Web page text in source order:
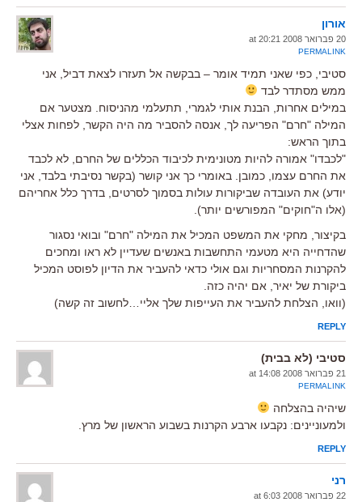
אורון
20 פברואר 2008 at 20:21
PERMALINK
סטיבי, כפי שאני תמיד אומר – בבקשה אל תעזרו לצאת דביל, אני
ממש מסתדר לבד
במילים אחרות, הבנת אותי לגמרי, תתעלמי מהניסוח. מצטער אם
המילה "חרם" הפריעה לך, אנסה להסביר מה היה הקשר, לפחות אצלי
בתוך הראש:
"לכבדו" אמורה להיות מטונימית לכיבוד הכללים של החרם, לא לכבד
את החרם עצמו, כמובן. באומרי כך אני קושר (בקשר נסיבתי בלבד, אני
יודע) את העובדה שביקורות עולות בסמוך לסרטים, בדרך כלל אחריהם
(אלו ה"חוקים" המפורשים יותר).
בקיצור, מחקי את המשפט המכיל את המילה "חרם" ובואי נסגור
שהדחייה היא מטעמי התחשבות באנשים שעדיין לא ראו ומחכים
להקרנות המסחריות וגם אולי כדאי להעביר את הדיון לפוסט המכיל
ביקורת של יאיר, אם יהיה כזה.
(וואו, הצלחת להעביר את העייפות שלך אליי…לחשוב זה קשה)
REPLY
סטיבי (לא בבית)
21 פברואר 2008 at 14:08
PERMALINK
שיהיה בהצלחה
ולמעוניינים: נקבעו ארבע הקרנות בשבוע הראשון של מרץ.
REPLY
רני
22 פברואר 2008 at 6:03